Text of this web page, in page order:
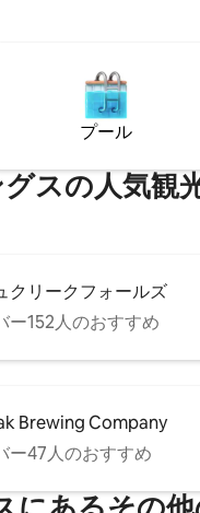
す。
STR
プール
スの人気観
クリークフォールズ
ー152人のおすすめ
Brewing Company
ー47人のおすすめ